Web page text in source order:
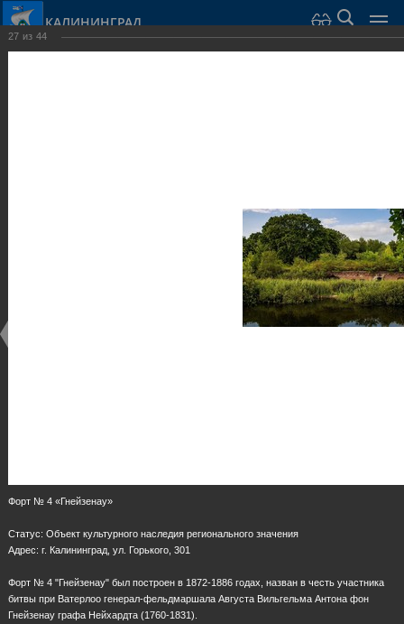
КАЛИНИНГРАД
27 из 44
Форт № 4 «Гнейзенау»
Статус: Объект культурного наследия регионального значения
Адрес: г. Калининград, ул. Горького, 301
Форт № 4 "Гнейзенау" был построен в 1872-1886 годах, назван в честь участника
битвы при Ватерлоо генерал-фельдмаршала Августа Вильгельма Антона фон
Гнейзенау графа Нейхардта (1760-1831).